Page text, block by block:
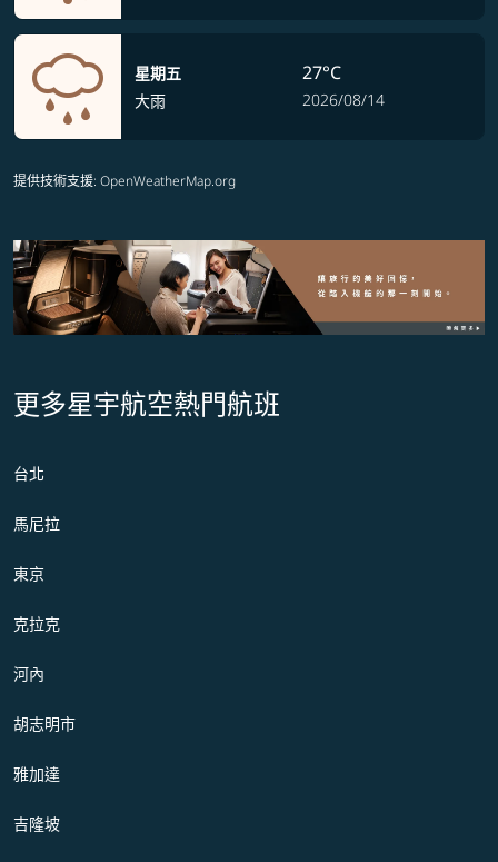
星期五
大雨
27°C
2026/08/14
提供技術支援: OpenWeatherMap.org
更多星宇航空熱門航班
台北
馬尼拉
東京
克拉克
河內
胡志明市
雅加達
吉隆坡